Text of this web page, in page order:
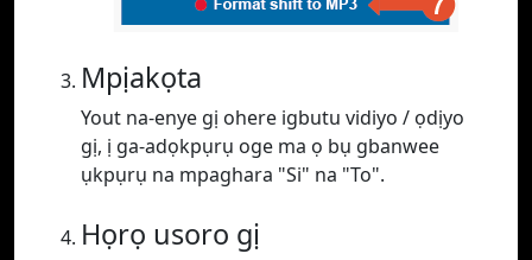
Mpịakọta
Yout na-enye gị ohere igbutu vidiyo / ọdịyo
gị, ị ga-adọkpụrụ oge ma ọ bụ gbanwee
ụkpụrụ na mpaghara "Si" na "To".
Họrọ usoro gị